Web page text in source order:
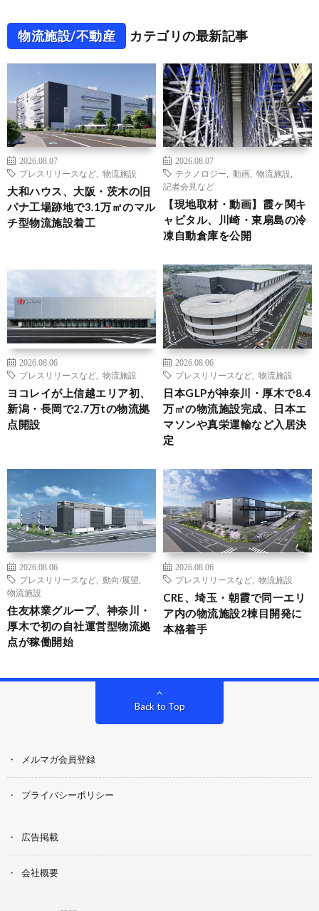
物流施設/不動産 カテゴリの最新記事
2026.08.07
プレスリリースなど
物流施設
大和ハウス、大阪・茨木の旧
パナ工場跡地で3.1万㎡のマル
チ型物流施設着工
2026.08.07
テクノロジー
動画 物流施設
記者会見など
【現地取材・動画】霞ヶ関キ
ャピタル、川崎・東扇島の冷
凍自動倉庫を公開
2026.08.06
プレスリリースなど
物流施設
ヨコレイが上信越エリア初、
新潟・長岡で2.7万tの物流拠
点開設
2026.08.06
プレスリリースなど
物流施設
日本GLPが神奈川・厚木で8.4
万㎡の物流施設完成、日本エ
マソンや真栄運輸など入居決
定
2026.08.06
プレスリリースなど
動向/展望
物流施設
住友林業グループ、神奈川・
厚木で初の自社運営型物流拠
点が稼働開始
2026.08.06
プレスリリースなど
物流施設
CRE、埼玉・朝霞で同一エリ
ア内の物流施設2棟目開発に
本格着手
Back to Top
メルマガ会員登録
プライバシーポリシー
広告掲載
会社概要